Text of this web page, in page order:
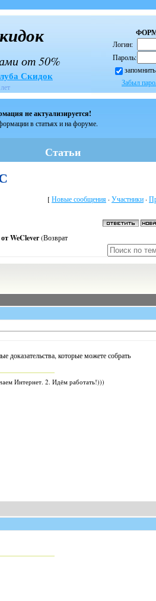
Логин:
Пароль:
запомнить
Забыл
от 50%
Скидок
не актуализируется!
в статьях и на форуме.
Статьи
[Новые сообщения · Участники ·
WeClever(Возврат
доказательства, которые можете собрать
Интернет. 2. Идём работать!)))